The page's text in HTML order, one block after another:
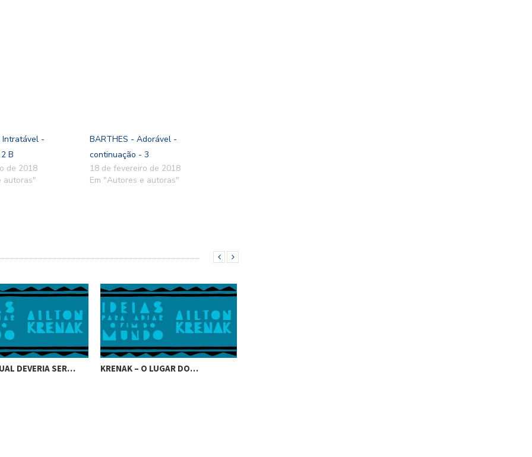
Intratável -
B
de 2018
autoras"
BARTHES - Adorável -
continuação - 3
18 de fevereiro de 2018
Em "Autores e autoras"
DEVERIA SER… KRENAK – O LUGAR DO…